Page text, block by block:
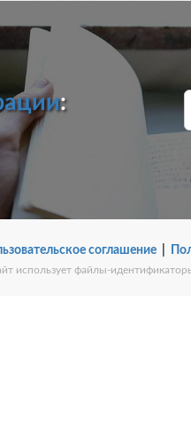
:
соглашение|
использует файлы-